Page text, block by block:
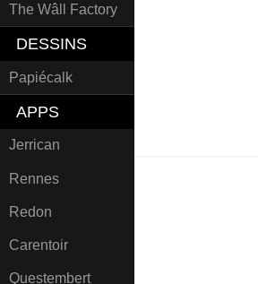
The Wâll Factory
DESSINS
Papiécalk
APPS
Jerrican
Rennes
Redon
Carentoir
Questembert